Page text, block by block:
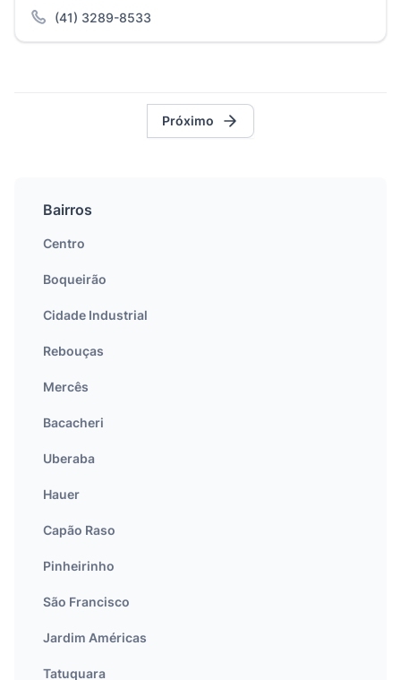
(41) 3289-8533
Próximo
Bairros
Centro
Boqueirão
Cidade Industrial
Rebouças
Mercês
Bacacheri
Uberaba
Hauer
Capão Raso
Pinheirinho
São Francisco
Jardim Américas
Tatuquara